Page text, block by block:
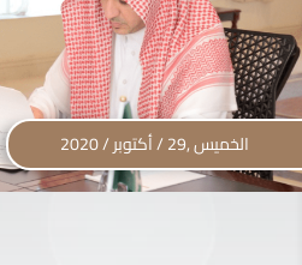
الخميس ,29 / أكتوبر / 2020